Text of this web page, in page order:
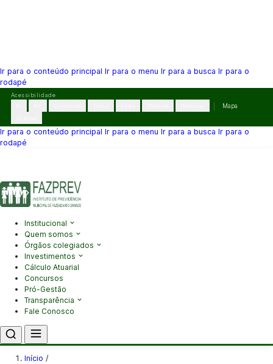
Ir para o conteúdo principal Ir para o menu Ir para a busca Ir para o
rodapé
Pular
conteúdo
Acessibilidade
Mapa
Ir para o conteúdo principal Ir para o menu Ir para a busca Ir para o
rodapé
Institucional
Quem somos
Órgãos colegiados
Investimentos
Cálculo Atuarial
Concursos
Pró-Gestão
Transparência
Fale Conosco
Início /